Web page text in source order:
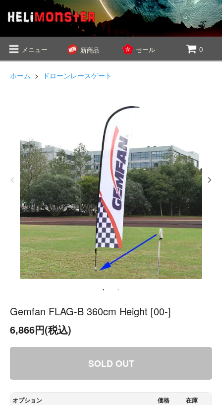
メニュー 新商品 セール 0
ホーム > ドローンレースゲート
Gemfan FLAG-B 360cm Height [00-]
6,866円(税込)
SOLD OUT
オプション 価格
在庫